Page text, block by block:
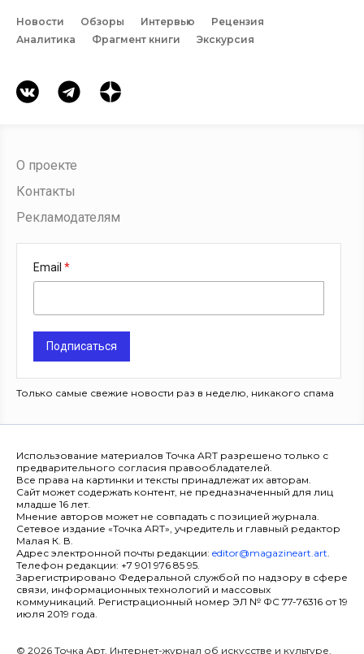
Новости Обзоры Интервью
Рецензия
Аналитика
Фрагмент книги Экскурсия
О проекте
Контакты
Рекламодателям
Email
Подписаться
Только самые свежие новости раз в неделю, никакого спама
Использование материалов Точка ART разрешено только с
предварительного согласия правообладателей.
Все права на картинки и тексты принадлежат их авторам.
Сайт может содержать контент, не предназначенный для лиц
младше 16 лет.
Мнение авторов может не совпадать с позицией журнала.
Сетевое издание «Точка ART», учредитель и главный редактор
Малая К. В.
Адрес электронной почты редакции: editor@magazineart.art.
Телефон редакции: +7 901 976 85 95.
Зарегистрировано Федеральной службой по надзору в сфере
связи, информационных технологий и массовых
коммуникаций. Регистрационный номер ЭЛ № ФС 77-76316 от 19
июля 2019 года.
© 2026 Точка Арт. Интернет-журнал об искусстве и культуре.